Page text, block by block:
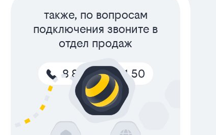
также, по вопросам
подключения звоните в
отдел продаж
8 800 600 11 50